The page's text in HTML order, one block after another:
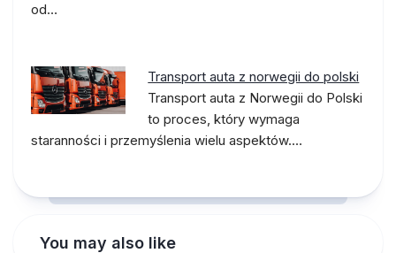
od…
Transport auta z norwegii do polski
Transport auta z Norwegii do Polski
to proces, który wymaga
staranności i przemyślenia wielu aspektów.…
You may also like